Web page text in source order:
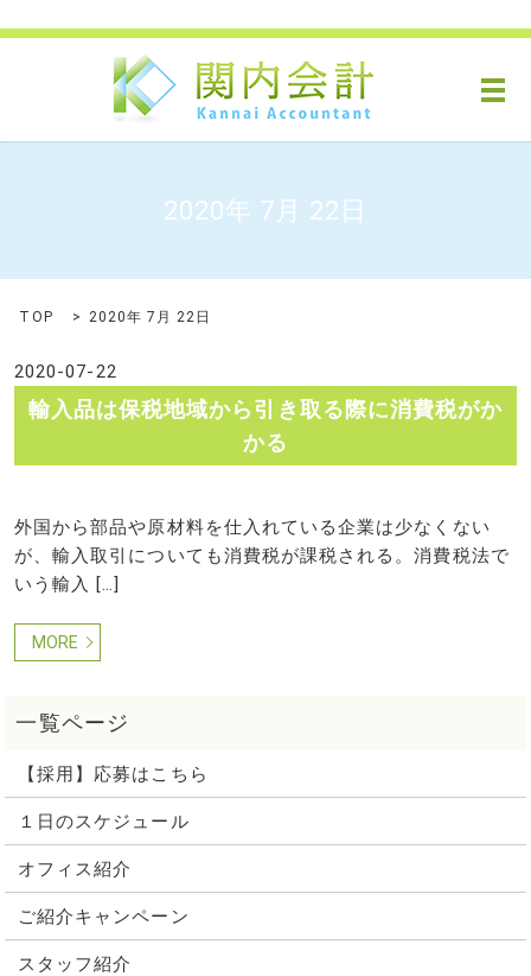
メ
2020年 7月 22日
TOP 2020年 7月 22日
2020-07-22
輸入品は保税地域から引き取る際に消費税がか
かる
外国から部品や原材料を仕入れている企業は少なくない
が、輸入取引についても消費税が課税される。消費税法で
いう輸入 […]
MORE
【採用】応募はこちら
１日のスケジュール
オフィス紹介
ご紹介キャンペーン
スタッフ紹介